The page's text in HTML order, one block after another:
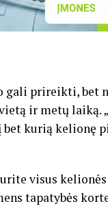
gali prireikti, bet
ir metų laiką.
kurią kelionę
visus kelionės
tapatybės